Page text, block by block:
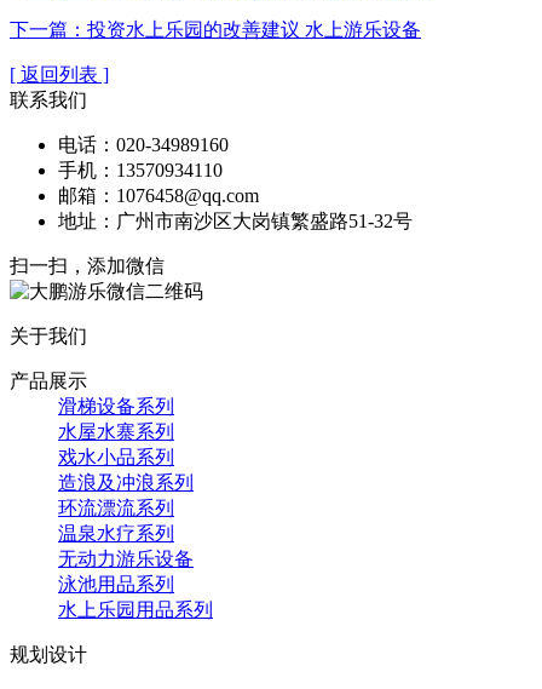
下一篇：投资水上乐园的改善建议 水上游乐设备
[ 返回列表 ]
联系我们
电话：020-34989160
手机：13570934110
邮箱：1076458@qq.com
地址：广州市南沙区大岗镇繁盛路51-32号
扫一扫，添加微信
关于我们
产品展示
滑梯设备系列
水屋水寨系列
戏水小品系列
造浪及冲浪系列
环流漂流系列
温泉水疗系列
无动力游乐设备
泳池用品系列
水上乐园用品系列
规划设计